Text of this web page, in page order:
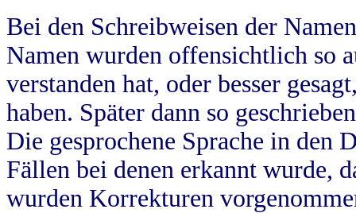
Bei den Schreibweisen der
Namen wurden offensichtlich so
verstanden hat, oder besser
haben. Später dann so
Die gesprochene Sprache in
Fällen bei denen erkannt wurde,
wurden Korrekturen